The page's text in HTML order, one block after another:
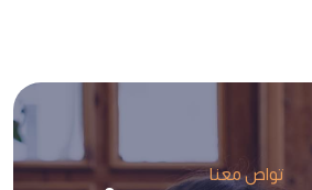
تواص معنا